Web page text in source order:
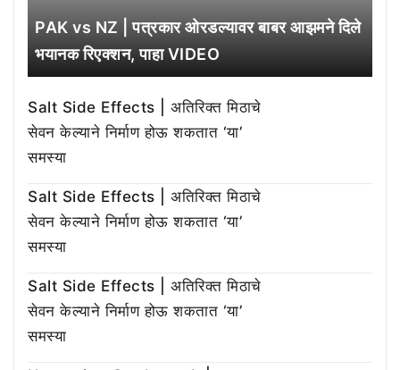
PAK vs NZ | पत्रकार ओरडल्यावर बाबर आझमने दिले
भयानक रिएक्शन, पाहा VIDEO
Salt Side Effects | अतिरिक्त मिठाचे
सेवन केल्याने निर्माण होऊ शकतात ‘या’
समस्या
Salt Side Effects | अतिरिक्त मिठाचे
सेवन केल्याने निर्माण होऊ शकतात ‘या’
समस्या
Salt Side Effects | अतिरिक्त मिठाचे
सेवन केल्याने निर्माण होऊ शकतात ‘या’
समस्या